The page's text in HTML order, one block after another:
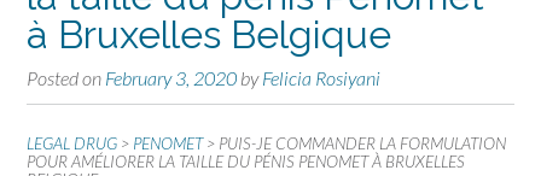
à Bruxelles Belgique
Posted on February 3, 2020 byFelicia Rosiyani
LEGAL DRUG > PENOMET > PUIS-JE COMMANDER LA FORMULATION
POUR AMÉLIORER LA TAILLE DU PÉNIS PENOMET À BRUXELLES